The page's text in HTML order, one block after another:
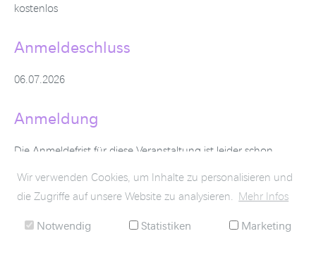
kostenlos
Anmeldeschluss
06.07.2026
Anmeldung
Die Anmeldefrist für diese Veranstaltung ist leider schon
Wir verwenden Cookies, um Inhalte zu personalisieren und
die Zugriffe auf unsere Website zu analysieren.
Mehr Infos
Notwendig Statistiken Marketing